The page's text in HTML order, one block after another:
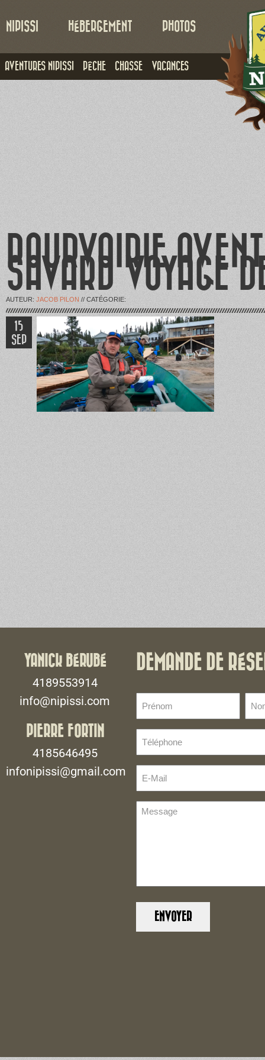
NIPISSI
AVENTURES NIPISSI PÊCHE CHASSE VACANCES
HÉBERGEMENT PHOTOS
POURVOIRIE
SAVARD VOYAGE
AUTEUR: JACOB PILON // CATÉGORIE:
15
SEP
YANICK BÉRUBÉ
4189553914
info@nipissi.com
PIERRE FORTIN
4185646495
infonipissi@gmail.com
DEMANDE DE
(Nécessaire)
de
(Nécessaire)
Mail
Message